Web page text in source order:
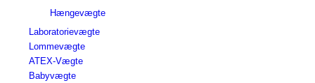
Hængevægte
Laboratorievægte
Lommevægte
ATEX-Vægte
Babyvægte